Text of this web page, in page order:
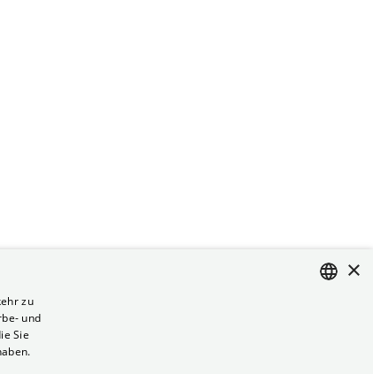
×
zu
und
Sie